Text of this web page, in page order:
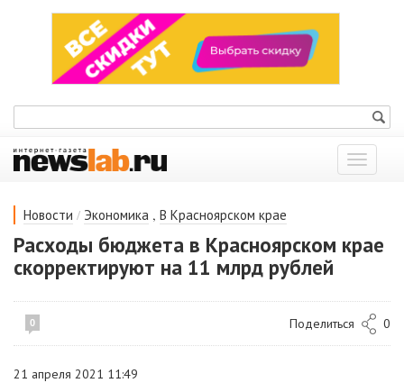
Показать
меню
Новости / Экономика , В Красноярском крае
Расходы бюджета в Красноярском крае
скорректируют на 11 млрд рублей
0 Поделиться 0
21 апреля 2021 11:49